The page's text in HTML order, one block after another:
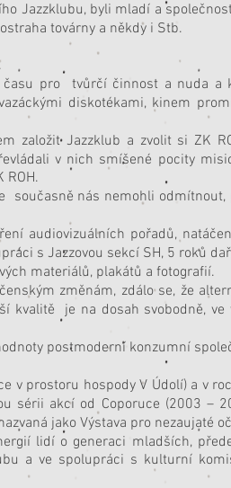
Jazzklubu, byli mladí a
továrny a někdy i Stb.
času pro tvůrčí činnost a nuda a
diskotékami, kinem
založit Jazzklub a zvolit si ZK
v nich smíšené pocity
současně nás nemohli odmítnout,
audiovizuálních pořadů,
s Jazzovou sekcí SH, 5 roků
materiálů, plakátů a fotografií.
změnám, zdálo se, že
kvalitě je na dosah svobodně, ve
postmoderní konzumní
v prostoru hospody V Údolí) a v
sérii akcí od Coporuce (2003 –
jako Výstava pro nezaujaté
lidí o generaci mladších,
a ve spolupráci s kulturní